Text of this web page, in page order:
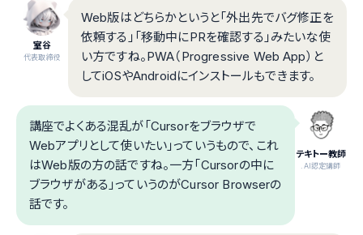
室谷
代表取締役
Web版はどちらかというと「外出先でバグ修正を
依頼する」「移動中にPRを確認する」みたいな使
い方ですね。PWA（Progressive Web App）と
してiOSやAndroidにインストールもできます。
テキトー教師
.AI認定講師
講座でよくある混乱が「Cursorをブラウザで
Webアプリとして使いたい」っていうもので、これ
はWeb版の方の話ですね。一方「Cursorの中に
ブラウザがある」っていうのがCursor Browserの
話です。